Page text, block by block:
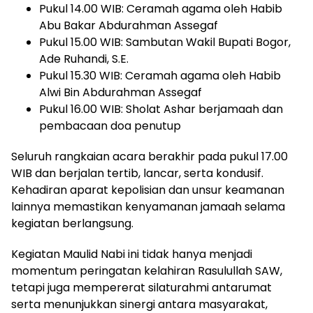
Pukul 14.00 WIB: Ceramah agama oleh Habib
Abu Bakar Abdurahman Assegaf
Pukul 15.00 WIB: Sambutan Wakil Bupati Bogor,
Ade Ruhandi, S.E.
Pukul 15.30 WIB: Ceramah agama oleh Habib
Alwi Bin Abdurahman Assegaf
Pukul 16.00 WIB: Sholat Ashar berjamaah dan
pembacaan doa penutup
Seluruh rangkaian acara berakhir pada pukul 17.00
WIB dan berjalan tertib, lancar, serta kondusif.
Kehadiran aparat kepolisian dan unsur keamanan
lainnya memastikan kenyamanan jamaah selama
kegiatan berlangsung.
Kegiatan Maulid Nabi ini tidak hanya menjadi
momentum peringatan kelahiran Rasulullah SAW,
tetapi juga mempererat silaturahmi antarumat
serta menunjukkan sinergi antara masyarakat,